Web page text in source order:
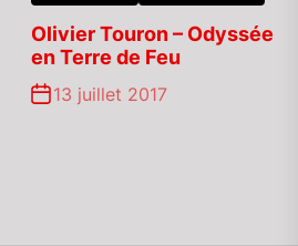
Olivier Touron – Odyssée
en Terre de Feu
13 juillet 2017